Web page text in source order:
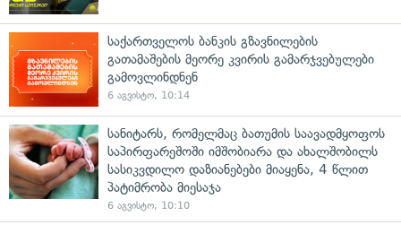
საქართველოს ბანკის გზავნილების
გათამაშების მეორე კვირის გამარჯვებულები
გამოვლინდნენ
6 აგვისტო, 10:14
სანიტარს, რომელმაც ბათუმის საავადმყოფოს
საპირფარეშოში იმშობიარა და ახალშობილს
სასიკვდილო დაზიანებები მიაყენა, 4 წლით
პატიმრობა მიესაჯა
6 აგვისტო, 10:10